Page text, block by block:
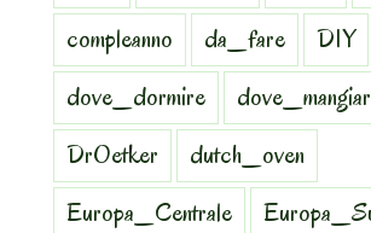
compleanno
da_fare
DIY
dove_dormire
DrOetker
dutch_oven
Europa_Centrale